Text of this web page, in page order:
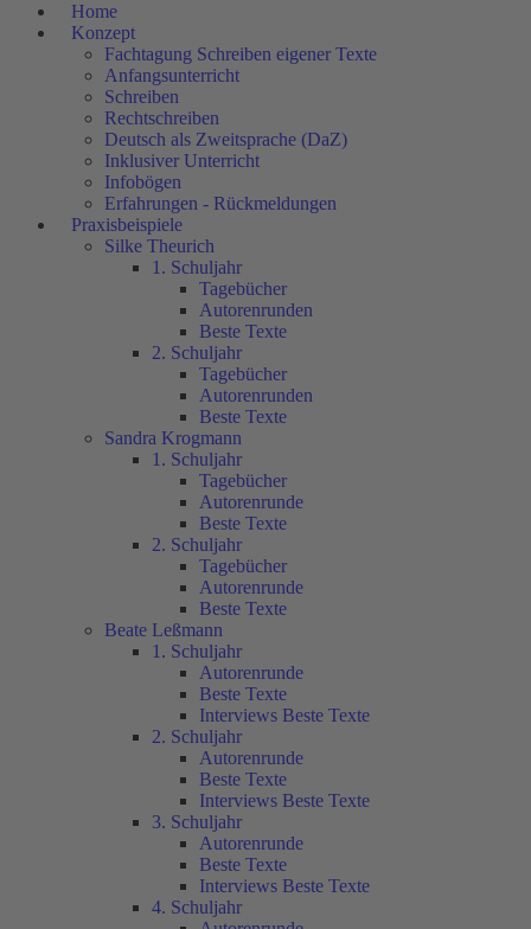
Home
Konzept
Fachtagung Schreiben eigener Texte
Anfangsunterricht
Schreiben
Rechtschreiben
Deutsch als Zweitsprache (DaZ)
Inklusiver Unterricht
Infobögen
Erfahrungen - Rückmeldungen
Praxisbeispiele
Silke Theurich
1. Schuljahr
Tagebücher
Autorenrunden
Beste Texte
2. Schuljahr
Tagebücher
Autorenrunden
Beste Texte
Sandra Krogmann
1. Schuljahr
Tagebücher
Autorenrunde
Beste Texte
2. Schuljahr
Tagebücher
Autorenrunde
Beste Texte
Beate Leßmann
1. Schuljahr
Autorenrunde
Beste Texte
Interviews Beste Texte
2. Schuljahr
Autorenrunde
Beste Texte
Interviews Beste Texte
3. Schuljahr
Autorenrunde
Beste Texte
Interviews Beste Texte
4. Schuljahr